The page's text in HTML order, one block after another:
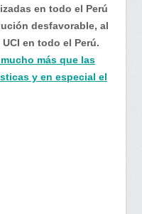
en todo el Perú
desfavorable, al
en todo el Perú.
más que las
y en especial el